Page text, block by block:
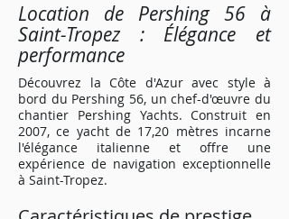
Location de Pershing 56 à
Saint-Tropez : Élégance et
performance
Découvrez la Côte d'Azur avec style à
bord du Pershing 56, un chef-d'œuvre du
chantier Pershing Yachts. Construit en
2007, ce yacht de 17,20 mètres incarne
l'élégance italienne et offre une
expérience de navigation exceptionnelle
à Saint-Tropez.